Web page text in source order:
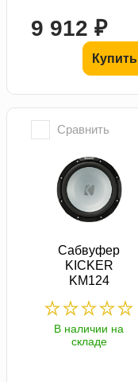
9 912 ₽
Купить
Сравнить
Сабвуфер
KICKER
KM124
В наличии на
складе